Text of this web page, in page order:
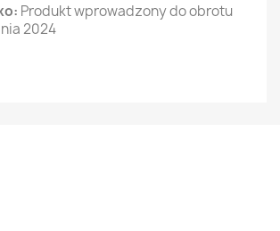
Produkt wprowadzony do obrotu
2024